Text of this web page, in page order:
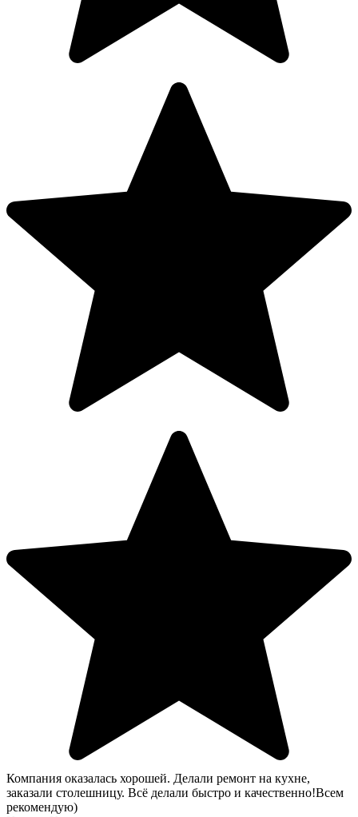
Компания оказалась хорошей. Делали ремонт на кухне,
заказали столешницу. Всё делали быстро и качественно!Всем
рекомендую)